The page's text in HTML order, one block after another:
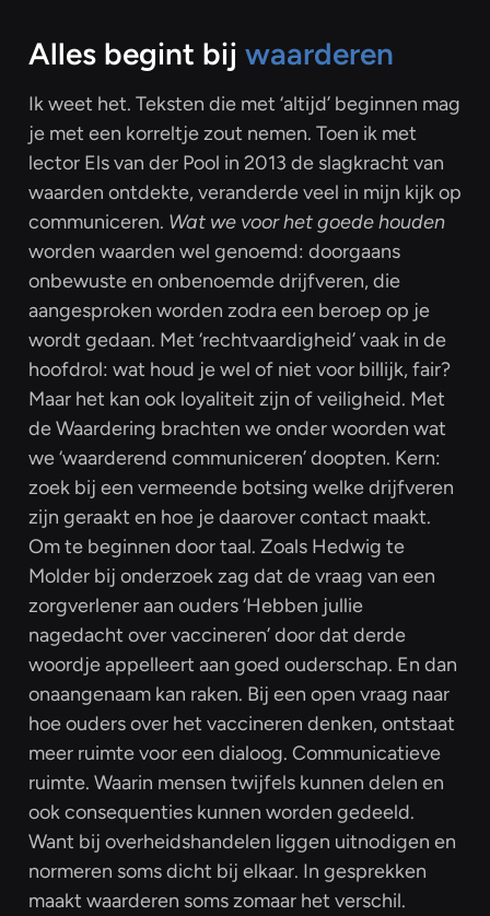
Alles begint bij waarderen
Ik weet het. Teksten die met ‘altijd’ beginnen mag
je met een korreltje zout nemen. Toen ik met
lector Els van der Pool in 2013 de slagkracht van
waarden ontdekte, veranderde veel in mijn kijk op
communiceren. Wat we voor het goede houden
worden waarden wel genoemd: doorgaans
onbewuste en onbenoemde drijfveren, die
aangesproken worden zodra een beroep op je
wordt gedaan. Met ‘rechtvaardigheid’ vaak in de
hoofdrol: wat houd je wel of niet voor billijk, fair?
Maar het kan ook loyaliteit zijn of veiligheid. Met
de Waardering brachten we onder woorden wat
we ‘waarderend communiceren’ doopten. Kern:
zoek bij een vermeende botsing welke drijfveren
zijn geraakt en hoe je daarover contact maakt.
Om te beginnen door taal. Zoals Hedwig te
Molder bij onderzoek zag dat de vraag van een
zorgverlener aan ouders ‘Hebben jullie
nagedacht over vaccineren’ door dat derde
woordje appelleert aan goed ouderschap. En dan
onaangenaam kan raken. Bij een open vraag naar
hoe ouders over het vaccineren denken, ontstaat
meer ruimte voor een dialoog. Communicatieve
ruimte. Waarin mensen twijfels kunnen delen en
ook consequenties kunnen worden gedeeld.
Want bij overheidshandelen liggen uitnodigen en
normeren soms dicht bij elkaar. In gesprekken
maakt waarderen soms zomaar het verschil.